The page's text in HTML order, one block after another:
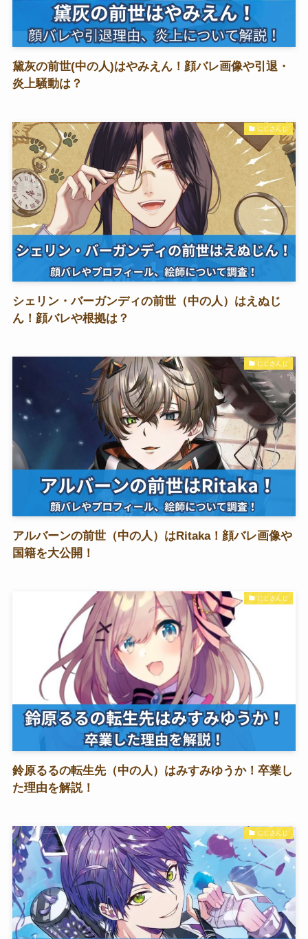
黛灰の前世(中の人)はやみえん！顔バレ画像や引退・
炎上騒動は？
にじさんじ
シェリン・バーガンディの前世（中の人）はえぬじ
ん！顔バレや根拠は？
にじさんじ
アルバーンの前世（中の人）はRitaka！顔バレ画像や
国籍を大公開！
にじさんじ
鈴原るるの転生先（中の人）はみすみゆうか！卒業し
た理由を解説！
にじさんじ